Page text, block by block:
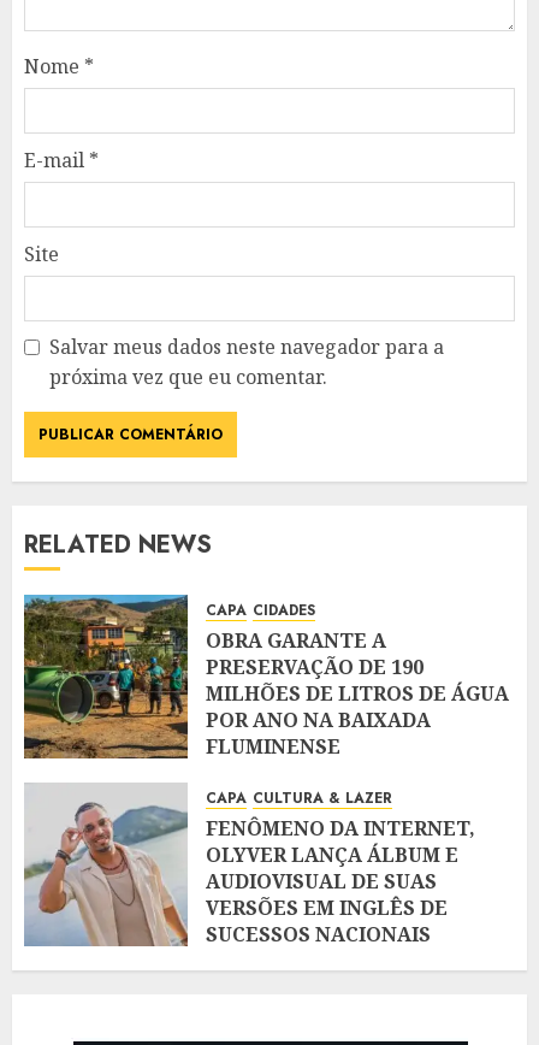
Nome *
E-mail *
Site
Salvar meus dados neste navegador para a
próxima vez que eu comentar.
RELATED NEWS
CAPA CIDADES
OBRA GARANTE A
PRESERVAÇÃO DE 190
MILHÕES DE LITROS DE ÁGUA
POR ANO NA BAIXADA
FLUMINENSE
CAPA CULTURA & LAZER
FENÔMENO DA INTERNET,
OLYVER LANÇA ÁLBUM E
AUDIOVISUAL DE SUAS
VERSÕES EM INGLÊS DE
SUCESSOS NACIONAIS